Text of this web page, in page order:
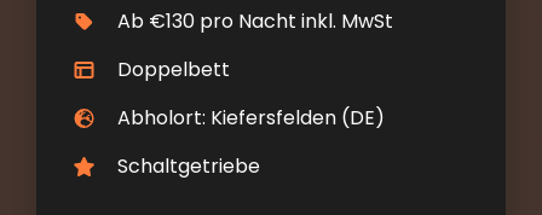
Ab €130 pro Nacht inkl. MwSt
Doppelbett
Abholort: Kiefersfelden (DE)
Schaltgetriebe